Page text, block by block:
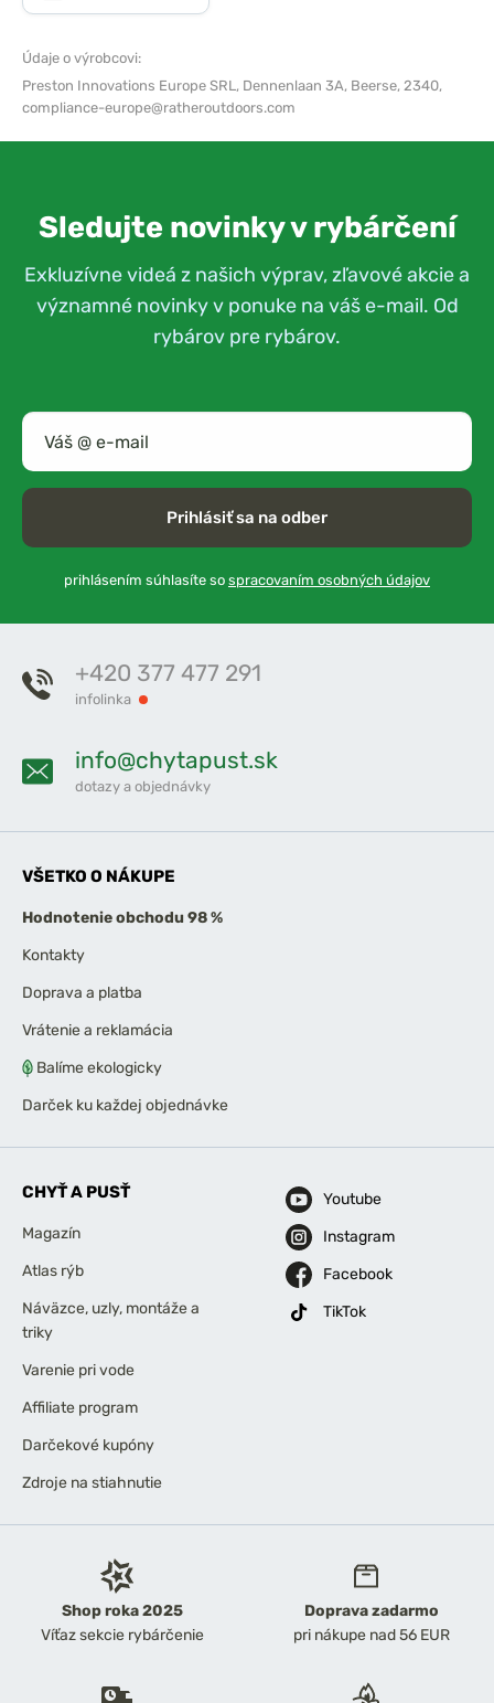
Údaje o výrobcovi:
Preston Innovations Europe SRL, Dennenlaan 3A, Beerse, 2340,
compliance-europe@ratheroutdoors.com
Sledujte novinky v rybárčení
Exkluzívne videá z našich výprav, zľavové akcie a
významné novinky v ponuke na váš e-mail. Od
rybárov pre rybárov.
Prihlásiť sa na odber
prihlásením súhlasíte so spracovaním osobných údajov
Shop roka 2025
Víťaz sekcie rybárčenie
Doprava zadarmo
pri nákupe nad 56 EUR
+420 377 477 291
infolinka
info@chytapust.sk
dotazy a objednávky
VŠETKO O NÁKUPE
Hodnotenie obchodu 98 %
Kontakty
Doprava a platba
Vrátenie a reklamácia
Balíme ekologicky
Darček ku každej objednávke
CHYŤ A PUSŤ
Magazín
Atlas rýb
Náväzce, uzly, montáže a
triky
Varenie pri vode
Affiliate program
Darčekové kupóny
Zdroje na stiahnutie
Youtube
Instagram
Facebook
TikTok